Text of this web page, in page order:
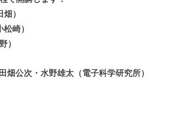
）
崎）
）
畑公次・水野雄太（電子科学研究所）